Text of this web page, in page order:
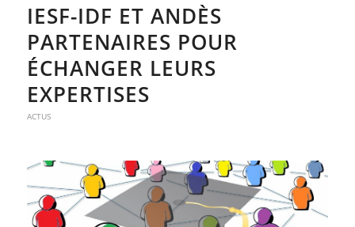
IESF-IDF ET ANDÈS
PARTENAIRES POUR
ÉCHANGER LEURS
EXPERTISES
ACTUS